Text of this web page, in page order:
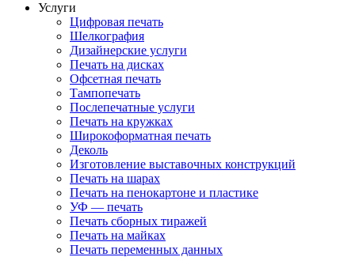
Услуги
Цифровая печать
Шелкография
Дизайнерские услуги
Печать на дисках
Офсетная печать
Тампопечать
Послепечатные услуги
Печать на кружках
Широкоформатная печать
Деколь
Изготовление выставочных конструкций
Печать на шарах
Печать на пенокартоне и пластике
УФ — печать
Печать сборных тиражей
Печать на майках
Печать переменных данных